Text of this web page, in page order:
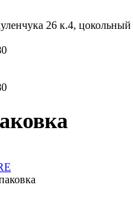
26 к.4, цокольный